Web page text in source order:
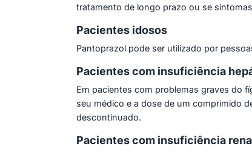
tratamento de longo prazo ou se
Pacientes idosos
Pantoprazol pode ser utilizado por
Pacientes com insuficiência
Em pacientes com problemas graves do
seu médico e a dose de um comprimido
descontinuado.
Pacientes com insuficiência